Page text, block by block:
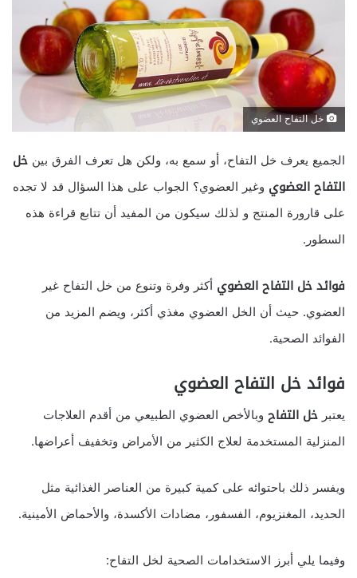
خل التفاح العضوي
الجميع يعرف خل التفاح، أو سمع به، ولكن هل تعرف الفرق بين خل
التفاح العضوي وغير العضوي؟ الجواب على هذا السؤال قد لا تجده
على قارورة المنتج و لذلك سيكون من المفيد أن تتابع قراءة هذه
السطور.
فوائد خل التفاح العضوي أكثر وفرة وتنوع من خل التفاح غير
العضوي. حيث أن الخل العضوي مغذي أكثر، ويضم المزيد من
الفوائد الصحية.
فوائد خل التفاح العضوي
يعتبرخل التفاح وبالأخص العضوي الطبيعي من أقدم العلاجات
المنزلية المستخدمة لعلاج الكثير من الأمراض وتخفيف أعراضها.
ويفسر ذلك باحتوائه على كمية كبيرة من العناصر الغذائية مثل
الحديد، المغنزيوم، الفسفور، مضادات الأكسدة، والأحماض الأمينية.
وفيما يلي أبرز الاستخدامات الصحية لخل التفاح: